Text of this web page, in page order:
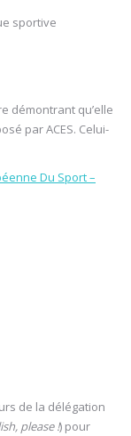
sportive
démontrant qu’elle
par ACES. Celui-
Du Sport –
de la délégation
please !) pour